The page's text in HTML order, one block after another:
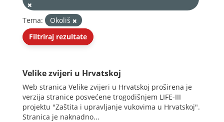
Tema:
Okoliš
Filtriraj rezultate
Velike zvijeri u Hrvatskoj
Web stranica Velike zvijeri u Hrvatskoj proširena je
verzija stranice posvećene trogodišnjem LIFE-III
projektu "Zaštita i upravljanje vukovima u Hrvatskoj".
Stranica je naknadno...